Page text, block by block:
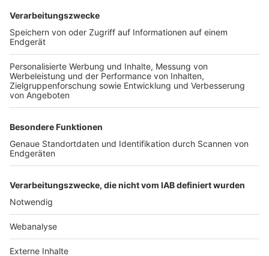
TOP-VEREINE
TOP-PARTNER
Nutzungsbedingungen Datenschutz Impressum